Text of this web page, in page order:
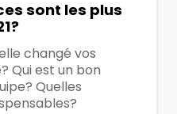
sont les plus
changé vos
Qui est un bon
Quelles